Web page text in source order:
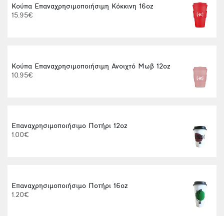
Κούπα Επαναχρησιμοποιήσιμη Κόκκινη 16oz
15.95€
Κούπα Επαναχρησιμοποιήσιμη Ανοιχτό Μωβ 12oz
10.95€
Επαναχρησιμοποιήσιμο Ποτήρι 12oz
1.00€
Επαναχρησιμοποιήσιμο Ποτήρι 16oz
1.20€